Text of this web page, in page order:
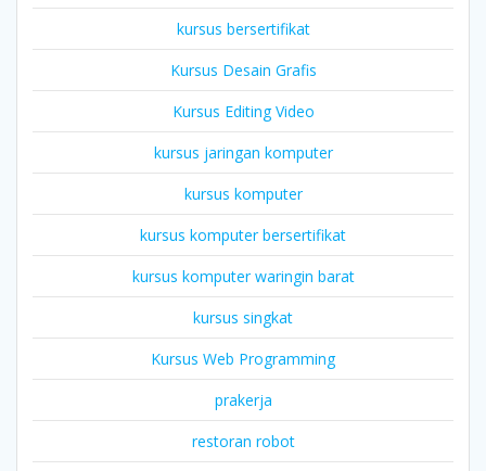
kursus bersertifikat
Kursus Desain Grafis
Kursus Editing Video
kursus jaringan komputer
kursus komputer
kursus komputer bersertifikat
kursus komputer waringin barat
kursus singkat
Kursus Web Programming
prakerja
restoran robot